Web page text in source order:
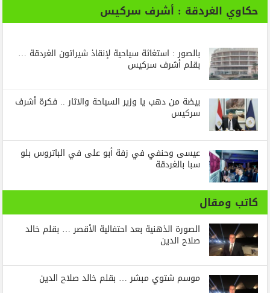
حكاوي الغردقة : أشرف سركيس
بالصور : استغاثة سياحية لإنقاذ شيراتون الغردقة …
بقلم أشرف سركيس
بيضة من دهب يا وزير السياحة والاثار .. فكرة أشرف
سركيس
عيسى وحنفي في زفة أبو على في الباتروس بلو
سبا بالغردقة
كاتب ومقال
الصورة الذهنية بعد احتفالية الأقصر … بقلم خالد
صلاح الدين
موسم شتوي مبشر … بقلم خالد صلاح الدين